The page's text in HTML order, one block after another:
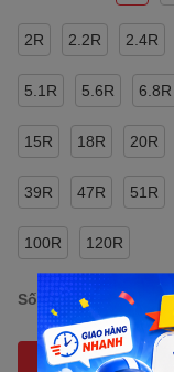
2R 2.2R 2.4R
5.1R 5.6R 6.8R
15R 18R 20R
39R 47R 51R
100R 120R
Số lượng: